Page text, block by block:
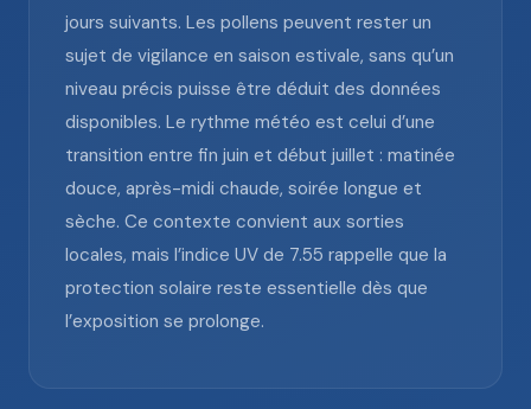
jours suivants. Les pollens peuvent rester un
sujet de vigilance en saison estivale, sans qu’un
niveau précis puisse être déduit des données
disponibles. Le rythme météo est celui d’une
transition entre fin juin et début juillet : matinée
douce, après-midi chaude, soirée longue et
sèche. Ce contexte convient aux sorties
locales, mais l’indice UV de 7.55 rappelle que la
protection solaire reste essentielle dès que
l’exposition se prolonge.